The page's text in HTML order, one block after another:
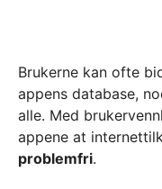
Brukerne kan ofte
appens database,
alle. Med
appene at
problemfri.